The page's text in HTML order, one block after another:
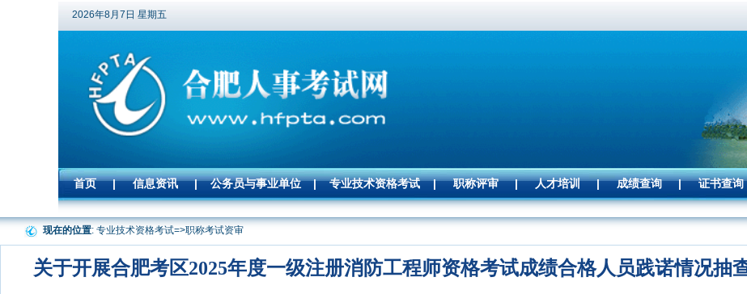
2026年8月7日 星期五
首页 | 信息资讯 | 公务员与事业单位 | 专业技术资格考试 | 职称评审 | 人才培训 | 成绩查询 | 证书查询
现在的位置: 专业技术资格考试=>职称考试资审
关于开展合肥考区2025年度一级注册消防工程师资格考试成绩合格人员践诺情况抽